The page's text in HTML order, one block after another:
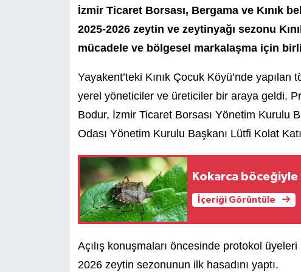
İzmir Ticaret Borsası, Bergama ve Kınık
2025-2026 zeytin ve zeytinyağı sezonu
mücadele ve bölgesel markalaşma için
Yayakent’teki Kınık Çocuk Köyü’nde
yerel yöneticiler ve üreticiler bir araya geldi.
Bodur, İzmir Ticaret Borsası Yönetim Kurulu
Odası Yönetim Kurulu Başkanı Lütfi Kolat
Kokarca
İçeriği Görüntüle
Açılış konuşmaları öncesinde protokol
2026 zeytin sezonunun ilk hasadını yaptı.